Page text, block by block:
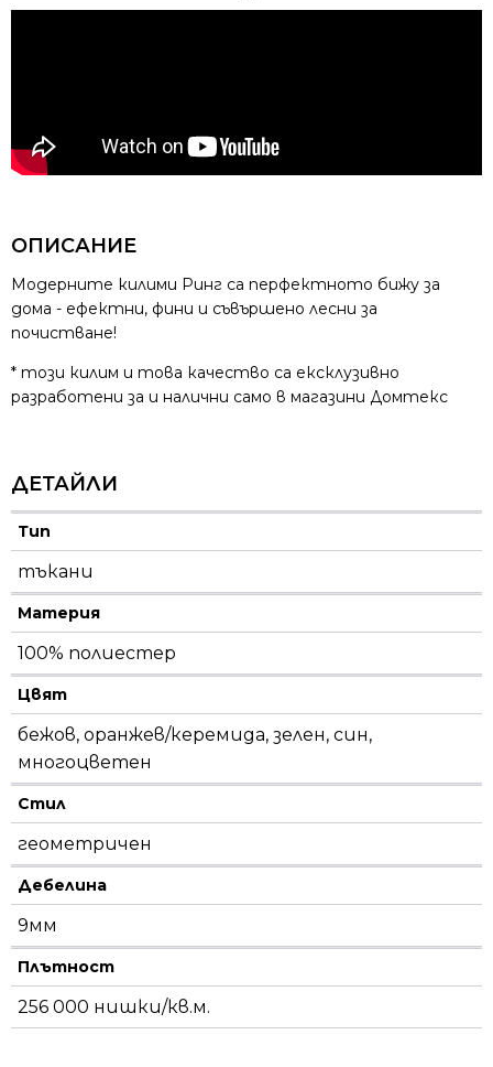
ОПИСАНИЕ
Модерните килими Ринг са перфектното бижу за
дома - ефектни, фини и съвършено лесни за
почистване!
* този килим и това качество са ексклузивно
разработени за и налични само в магазини Домтекс
ДЕТАЙЛИ
Тип
тъкани
Материя
100% полиестер
Цвят
бежов, оранжев/керемида, зелен, син,
многоцветен
Стил
геометричен
Дебелина
9мм
Плътност
256 000 нишки/кв.м.